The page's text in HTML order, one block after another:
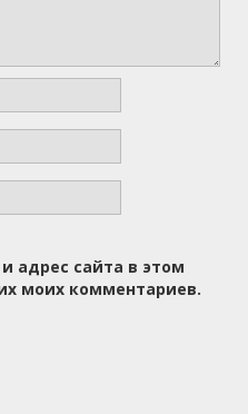
адрес сайта в этом
моих комментариев.